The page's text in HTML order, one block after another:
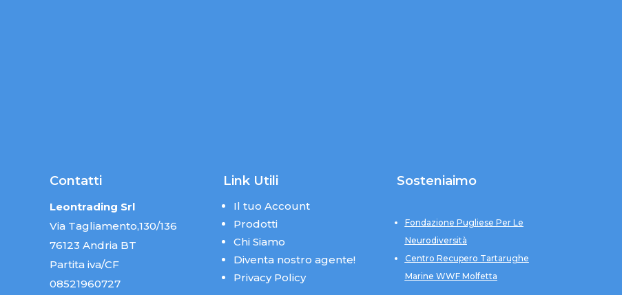
Contatti
Leontrading Srl
Via Tagliamento,130/136
76123 Andria BT
Partita iva/CF
08521960727
Link Utili
Il tuo Account
Prodotti
Chi Siamo
Diventa nostro agente!
Privacy Policy
Sosteniaimo
Fondazione Pugliese Per Le
Neurodiversità
Centro Recupero Tartarughe
Marine WWF Molfetta